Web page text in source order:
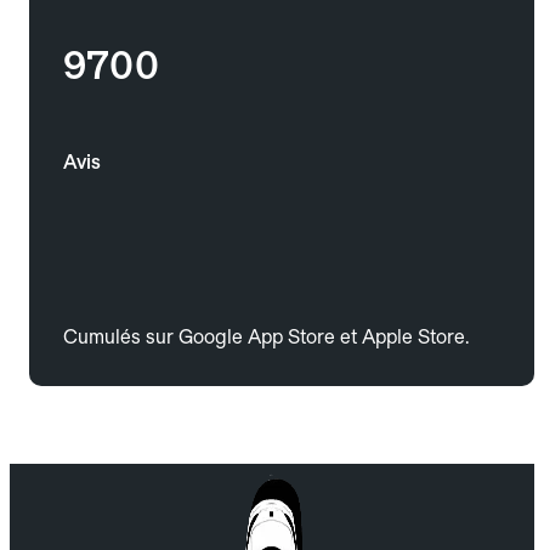
9700
Avis
Cumulés sur Google App Store et Apple Store.